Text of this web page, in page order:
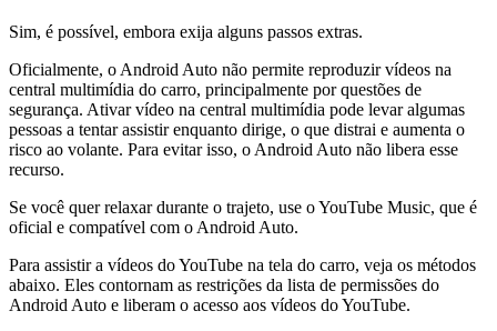
Sim, é possível, embora exija alguns passos extras.
Oficialmente, o Android Auto não permite reproduzir vídeos na
central multimídia do carro, principalmente por questões de
segurança. Ativar vídeo na central multimídia pode levar algumas
pessoas a tentar assistir enquanto dirige, o que distrai e aumenta o
risco ao volante. Para evitar isso, o Android Auto não libera esse
recurso.
Se você quer relaxar durante o trajeto, use o YouTube Music, que é
oficial e compatível com o Android Auto.
Para assistir a vídeos do YouTube na tela do carro, veja os métodos
abaixo. Eles contornam as restrições da lista de permissões do
Android Auto e liberam o acesso aos vídeos do YouTube.